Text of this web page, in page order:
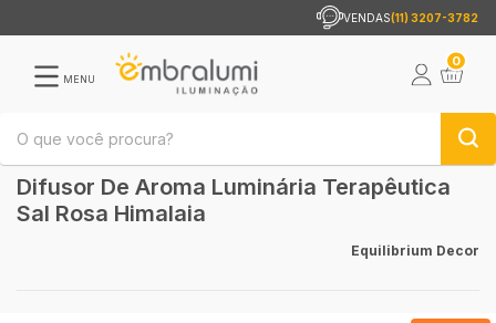
VENDAS(11) 3207-3782
MENU
0
Difusor De Aroma Luminária Terapêutica
Sal Rosa Himalaia
Equilibrium Decor